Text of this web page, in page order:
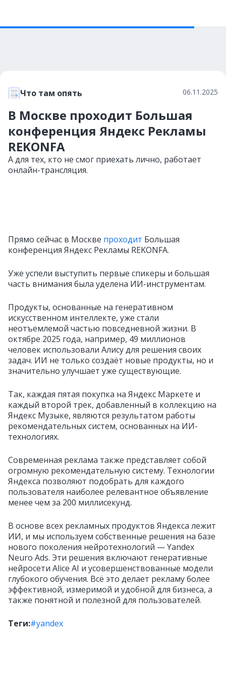
Что там опять 06.11.2025
В Москве проходит Большая
конференция Яндекс Рекламы
REKONFA
А для тех, кто не смог приехать лично, работает
онлайн-трансляция.
Прямо сейчас в Москве проходит Большая
конференция Яндекс Рекламы REKONFA.
Уже успели выступить первые спикеры и большая
часть внимания была уделена ИИ-инструментам.
Продукты, основанные на генеративном
искусственном интеллекте, уже стали
неотъемлемой частью повседневной жизни. В
октябре 2025 года, например, 49 миллионов
человек использовали Алису для решения своих
задач. ИИ не только создаёт новые продукты, но и
значительно улучшает уже существующие.
Так, каждая пятая покупка на Яндекс Маркете и
каждый второй трек, добавленный в коллекцию на
Яндекс Музыке, являются результатом работы
рекомендательных систем, основанных на ИИ-
технологиях.
Современная реклама также представляет собой
огромную рекомендательную систему. Технологии
Яндекса позволяют подобрать для каждого
пользователя наиболее релевантное объявление
менее чем за 200 миллисекунд.
В основе всех рекламных продуктов Яндекса лежит
ИИ, и мы используем собственные решения на базе
нового поколения нейротехнологий — Yandex
Neuro Ads. Эти решения включают генеративные
нейросети Alice AI и усовершенствованные модели
глубокого обучения. Всё это делает рекламу более
эффективной, измеримой и удобной для бизнеса, а
также понятной и полезной для пользователей.
Теги:#yandex